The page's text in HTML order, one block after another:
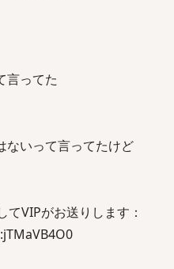
言ってた
ないって言ってたけど
VIPがお送りします：